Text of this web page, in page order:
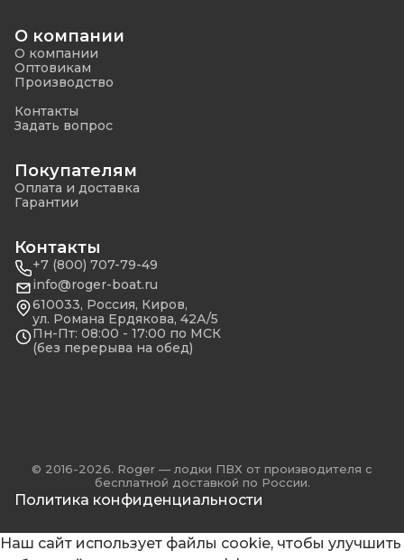
О компании
О компании
Оптовикам
Производство
Контакты
Задать вопрос
Покупателям
Оплата и доставка
Гарантии
Контакты
+7 (800) 707-79-49
info@roger-boat.ru
610033, Россия, Киров,
ул. Романа Ердякова, 42А/5
Пн-Пт: 08:00 - 17:00 по МСК
(без перерыва на обед)
© 2016-2026. Roger — лодки ПВХ от производителя с
бесплатной доставкой по России.
Политика конфиденциальности
Наш сайт использует файлы cookie, чтобы улучшить